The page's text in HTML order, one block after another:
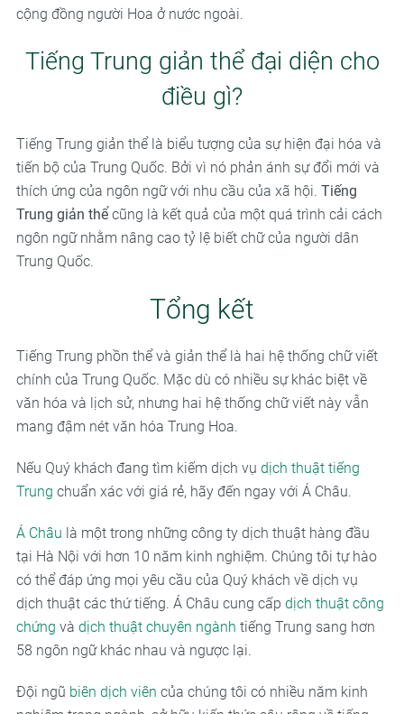
cộng đồng người Hoa ở nước ngoài.
Tiếng Trung giản thể đại diện cho
điều gì?
Tiếng Trung giản thể là biểu tượng của sự hiện đại hóa và
tiến bộ của Trung Quốc. Bởi vì nó phản ánh sự đổi mới và
thích ứng của ngôn ngữ với nhu cầu của xã hội. Tiếng
Trung giản thểcũng là kết quả của một quá trình cải cách
ngôn ngữ nhằm nâng cao tỷ lệ biết chữ của người dân
Trung Quốc.
Tổng kết
Tiếng Trung phồn thể và giản thể là hai hệ thống chữ viết
chính của Trung Quốc. Mặc dù có nhiều sự khác biệt về
văn hóa và lịch sử, nhưng hai hệ thống chữ viết này vẫn
mang đậm nét văn hóa Trung Hoa.
Nếu Quý khách đang tìm kiếm dịch vụ dịch thuật tiếng
Trung chuẩn xác với giá rẻ, hãy đến ngay với Á Châu.
Á Châu là một trong những công ty dịch thuật hàng đầu
tại Hà Nội với hơn 10 năm kinh nghiệm. Chúng tôi tự hào
có thể đáp ứng mọi yêu cầu của Quý khách về dịch vụ
dịch thuật các thứ tiếng. Á Châu cung cấp dịch thuật công
chứng và dịch thuật chuyên ngành tiếng Trung sang hơn
58 ngôn ngữ khác nhau và ngược lại.
Đội ngũ biên dịch viên của chúng tôi có nhiều năm kinh